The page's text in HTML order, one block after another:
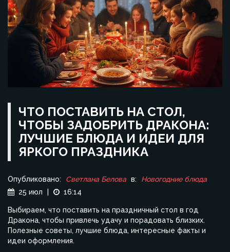
ЧТО ПОСТАВИТЬ НА СТОЛ,
ЧТОБЫ ЗАДОБРИТЬ ДРАКОНА:
ЛУЧШИЕ БЛЮДА И ИДЕИ ДЛЯ
ЯРКОГО ПРАЗДНИКА
Опубликовано: Светлана Белова в:
Новогодние блюда
25 июл
16:14
Выбираем, что поставить на праздничный стол в год
Дракона, чтобы привлечь удачу и порадовать близких.
Полезные советы, лучшие блюда, интересные факты и
идеи оформления.